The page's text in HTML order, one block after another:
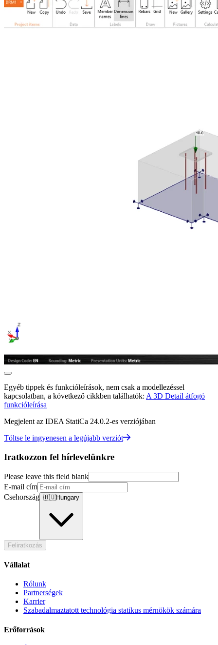
Egyéb tippek és funkcióleírások, nem csak a modellezéssel
kapcsolatban, a következő cikkben találhatók: A 3D Detail átfogó
funkcióleírása
Megjelent az IDEA StatiCa 24.0.2-es verziójában
Töltse le ingyenesen a legújabb verziót
Iratkozzon fel hírlevelünkre
Please leave this field blank
E-mail cím
Csehország 🇭🇺Hungary
Feliratkozás
Vállalat
Rólunk
Partnerségek
Karrier
Szabadalmaztatott technológia statikus mérnökök számára
Erőforrások